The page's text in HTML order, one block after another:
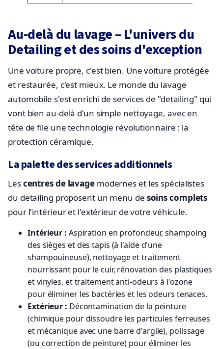
Au-delà du lavage – L'univers du
Detailing et des soins d'exception
Une voiture propre, c'est bien. Une voiture protégée
et restaurée, c'est mieux. Le monde du lavage
automobile s'est enrichi de services de "detailing" qui
vont bien au-delà d'un simple nettoyage, avec en
tête de file une technologie révolutionnaire : la
protection céramique.
La palette des services additionnels
Lescentres de lavagemodernes et les spécialistes
du detailing proposent un menu de soins complets
pour l'intérieur et l'extérieur de votre véhicule.
Intérieur : Aspiration en profondeur, shampoing
des sièges et des tapis (à l'aide d'une
shampouineuse), nettoyage et traitement
nourrissant pour le cuir, rénovation des plastiques
et vinyles, et traitement anti-odeurs à l'ozone
pour éliminer les bactéries et les odeurs tenaces.
Extérieur : Décontamination de la peinture
(chimique pour dissoudre les particules ferreuses
et mécanique avec une barre d'argile), polissage
(ou correction de peinture) pour éliminer les